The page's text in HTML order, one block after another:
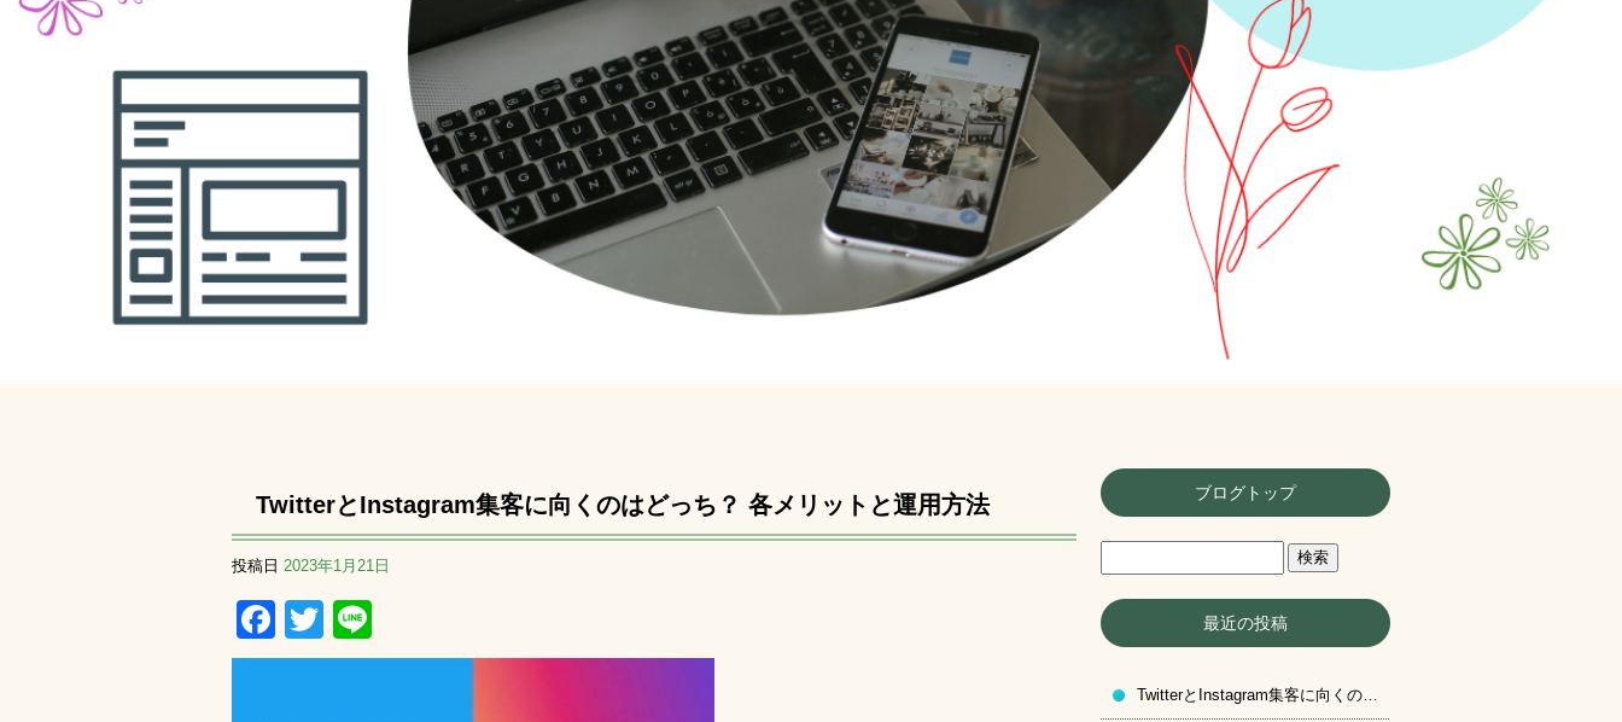
TwitterとInstagram集客に向くのはどっち？ 各メリットと運用方法
投稿日 2023年1月21日
Facebook
Twitter
ブログトップ
最近の投稿
TwitterとInstagram集客に向くのはどっち？ 各メリットと運用方法